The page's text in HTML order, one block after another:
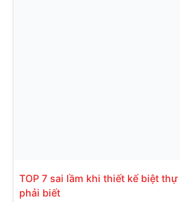
TOP 7 sai lầm khi thiết kế biệt
phải biết